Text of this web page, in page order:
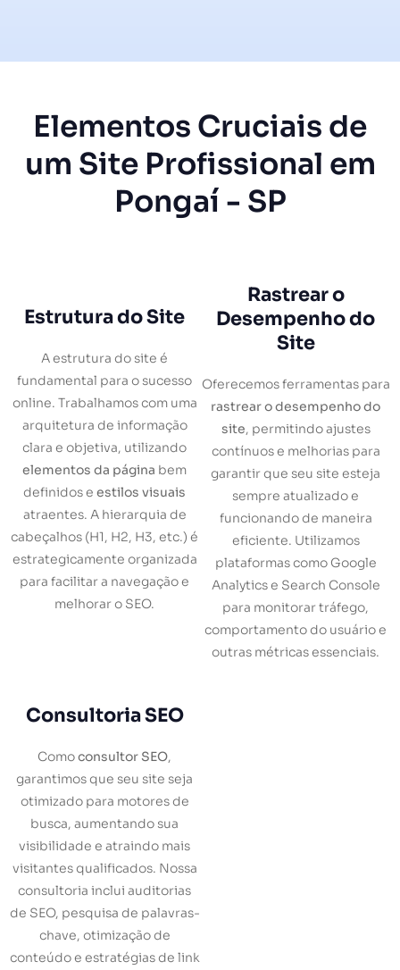
Elementos Cruciais de
um Site Profissional em
Pongaí - SP
Estrutura do Site
A estrutura do site é
fundamental para o sucesso
online. Trabalhamos com uma
arquitetura de informação
clara e objetiva, utilizando
elementos da página bem
definidos e estilos visuais
atraentes. A hierarquia de
cabeçalhos (H1, H2, H3, etc.) é
estrategicamente organizada
para facilitar a navegação e
melhorar o SEO.
Rastrear o
Desempenho do
Site
Oferecemos ferramentas para
rastrear o desempenho do
site, permitindo ajustes
contínuos e melhorias para
garantir que seu site esteja
sempre atualizado e
funcionando de maneira
eficiente. Utilizamos
plataformas como Google
Analytics e Search Console
para monitorar tráfego,
comportamento do usuário e
outras métricas essenciais.
Consultoria SEO
Comoconsultor SEO,
garantimos que seu site seja
otimizado para motores de
busca, aumentando sua
visibilidade e atraindo mais
visitantes qualificados. Nossa
consultoria inclui auditorias
de SEO, pesquisa de palavras-
chave, otimização de
conteúdo e estratégias de link